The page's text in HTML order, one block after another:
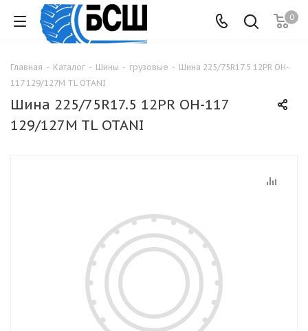
0
Главная - Каталог - Шины - грузовые - Шина 225/75R17.5 12PR OH-
117 129/127M TL OTANI
Шина 225/75R17.5 12PR OH-117
129/127M TL OTANI